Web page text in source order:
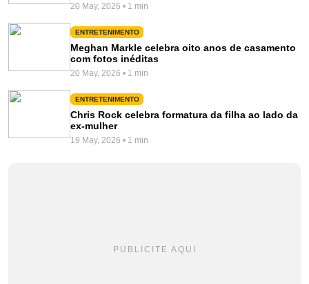
20 May, 2026 • 1 min
ENTRETENIMENTO
Meghan Markle celebra oito anos de casamento
com fotos inéditas
20 May, 2026 • 1 min
ENTRETENIMENTO
Chris Rock celebra formatura da filha ao lado da
ex-mulher
19 May, 2026 • 1 min
PUBLICITE AQUI